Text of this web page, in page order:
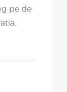
pe de